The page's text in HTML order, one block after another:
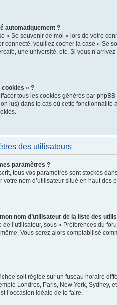
automatiquement ?
« Se souvenir de moi » lors de votre
connecté, veuillez cocher la case « Se
une université, etc. Si vous
cookies » ?
tous les cookies générés par
lus) dans le cas où cette
des utilisateurs
paramètres ?
tous vos paramètres sont stockés
nom d’utilisateur situé en haut
nom d’utilisateur de la liste des
l’utilisateur, sous « Préférences du
Vous serez alors comptabilisé
soit réglée sur un fuseau horaire
Londres, Paris, New York, Sydney,
l’occasion idéale de le faire.